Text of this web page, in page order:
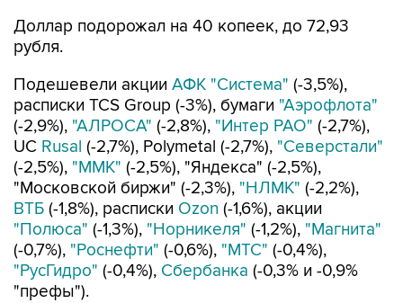
Доллар подорожал на 40 копеек, до 72,93
рубля.
Подешевели акции АФК "Система" (-3,5%),
расписки TCS Group (-3%), бумаги "Аэрофлота"
(-2,9%), "АЛРОСА" (-2,8%), "Интер РАО" (-2,7%),
UC Rusal (-2,7%), Polymetal (-2,7%), "Северстали"
(-2,5%), "ММК" (-2,5%), "Яндекса" (-2,5%),
"Московской биржи" (-2,3%), "НЛМК" (-2,2%),
ВТБ (-1,8%), расписки Ozon (-1,6%), акции
"Полюса" (-1,3%), "Норникеля" (-1,2%), "Магнита"
(-0,7%), "Роснефти" (-0,6%), "МТС" (-0,4%),
"РусГидро" (-0,4%), Сбербанка (-0,3% и -0,9%
"префы").